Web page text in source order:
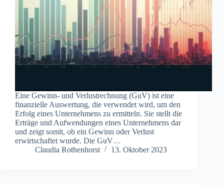
Eine Gewinn- und Verlustrechnung (GuV) ist eine
finanzielle Auswertung, die verwendet wird, um den
Erfolg eines Unternehmens zu ermitteln. Sie stellt die
Erträge und Aufwendungen eines Unternehmens dar
und zeigt somit, ob ein Gewinn oder Verlust
erwirtschaftet wurde. Die GuV…
Claudia Rothenhorst
13. Oktober 2023